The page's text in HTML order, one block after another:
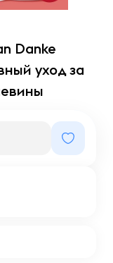
Danke
уход за